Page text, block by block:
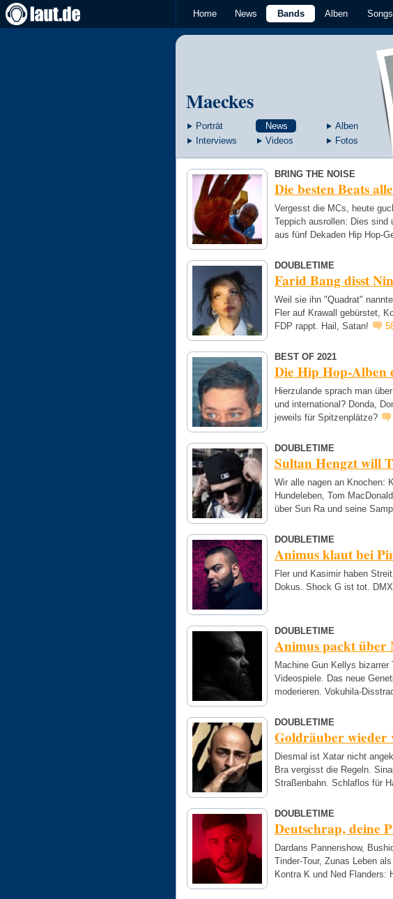
Home News Bands Alben Songs
Maeckes
Porträt News
Alben
Interviews
Videos Fotos
BRING THE NOISE
Die besten Beats
Vergesst die MCs, heute
Teppich ausrollen: Dies sind
aus fünf Dekaden Hip Hop-
DOUBLETIME
Farid Bang disst
Weil sie ihn "Quadrat"
Fler auf Krawall gebürstet,
FDP rappt. Hail, Satan!
BEST OF 2021
Die Hip Hop-Alben
Hierzulande sprach man
und international? Donda,
jeweils für Spitzenplätze?
DOUBLETIME
Sultan Hengzt will
Wir alle nagen an Knochen:
Hundeleben, Tom
über Sun Ra und seine
DOUBLETIME
Animus klaut bei
Fler und Kasimir haben
Dokus. Shock G ist tot.
DOUBLETIME
Animus packt über
Machine Gun Kellys
Videospiele. Das neue
moderieren. Vokuhila-
DOUBLETIME
Goldräuber wieder
Diesmal ist Xatar nicht
Bra vergisst die Regeln.
Straßenbahn. Schlaflos für
DOUBLETIME
Deutschrap, deine
Dardans Pannenshow,
Tinder-Tour, Zunas Leben
Kontra K und Ned Flanders: